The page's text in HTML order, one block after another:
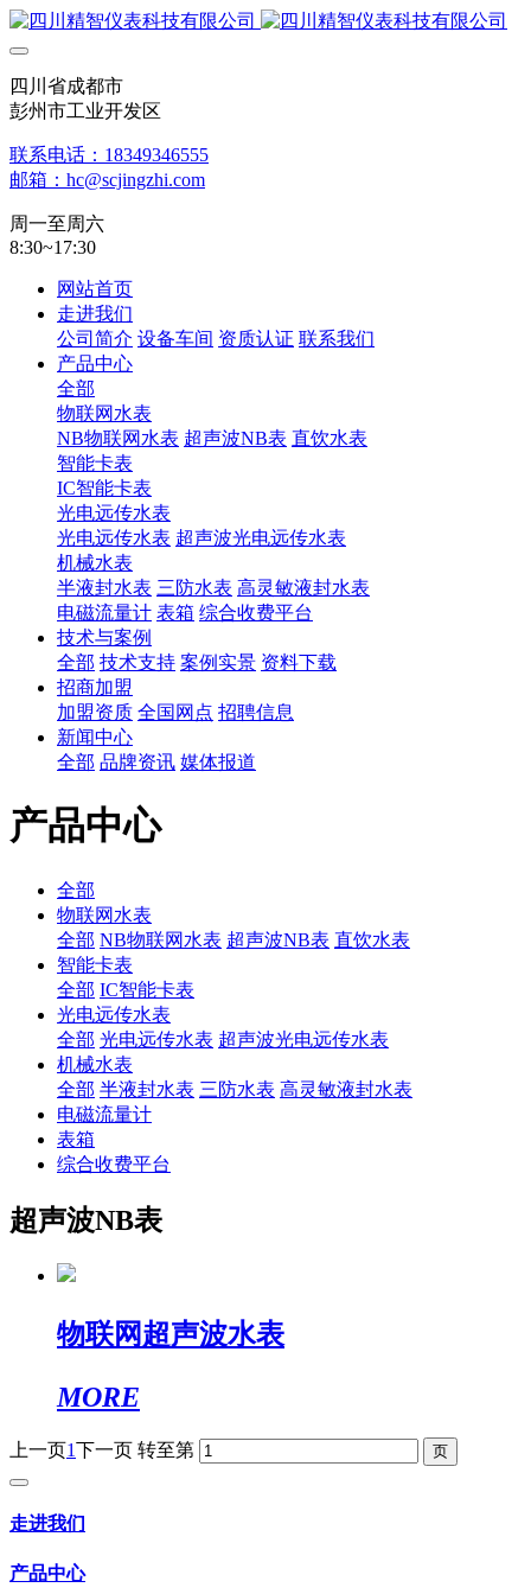
四川省成都市
彭州市工业开发区
联系电话：18349346555
邮箱：hc@scjingzhi.com
周一至周六
8:30~17:30
网站首页
走进我们
公司简介 设备车间 资质认证 联系我们
产品中心
全部
物联网水表
NB物联网水表 超声波NB表 直饮水表
智能卡表
IC智能卡表
光电远传水表
光电远传水表 超声波光电远传水表
机械水表
半液封水表 三防水表 高灵敏液封水表
电磁流量计 表箱 综合收费平台
技术与案例
全部 技术支持 案例实景 资料下载
招商加盟
加盟资质 全国网点 招聘信息
新闻中心
全部 品牌资讯 媒体报道
产品中心
全部
物联网水表
全部 NB物联网水表 超声波NB表 直饮水表
智能卡表
全部 IC智能卡表
光电远传水表
全部 光电远传水表 超声波光电远传水表
机械水表
全部 半液封水表 三防水表 高灵敏液封水表
电磁流量计
表箱
综合收费平台
超声波NB表
物联网超声波水表
MORE
上一页1下一页 转至第
走进我们
产品中心